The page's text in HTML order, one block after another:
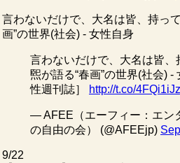
言わないだけで、大名は皆、持っ
画”の世界(社会) - 女性自身
言わないだけで、大名は皆、
煕が語る“春画”の世界(社会)
性週刊誌］
http://t.co/
— AFEE（エーフィー：エン
の自由の会） (@AFEEjp)
9/22